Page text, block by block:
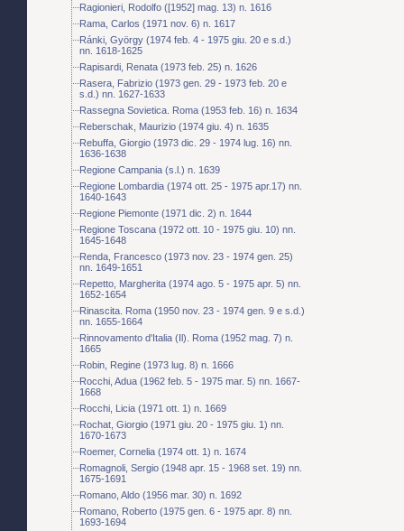
Ragionieri, Rodolfo ([1952] mag. 13) n. 1616
Rama, Carlos (1971 nov. 6) n. 1617
Ránki, György (1974 feb. 4 - 1975 giu. 20 e s.d.)
nn. 1618-1625
Rapisardi, Renata (1973 feb. 25) n. 1626
Rasera, Fabrizio (1973 gen. 29 - 1973 feb. 20 e
s.d.) nn. 1627-1633
Rassegna Sovietica. Roma (1953 feb. 16) n. 1634
Reberschak, Maurizio (1974 giu. 4) n. 1635
Rebuffa, Giorgio (1973 dic. 29 - 1974 lug. 16) nn.
1636-1638
Regione Campania (s.l.) n. 1639
Regione Lombardia (1974 ott. 25 - 1975 apr.17) nn.
1640-1643
Regione Piemonte (1971 dic. 2) n. 1644
Regione Toscana (1972 ott. 10 - 1975 giu. 10) nn.
1645-1648
Renda, Francesco (1973 nov. 23 - 1974 gen. 25)
nn. 1649-1651
Repetto, Margherita (1974 ago. 5 - 1975 apr. 5) nn.
1652-1654
Rinascita. Roma (1950 nov. 23 - 1974 gen. 9 e s.d.)
nn. 1655-1664
Rinnovamento d'Italia (Il). Roma (1952 mag. 7) n.
1665
Robin, Regine (1973 lug. 8) n. 1666
Rocchi, Adua (1962 feb. 5 - 1975 mar. 5) nn. 1667-
1668
Rocchi, Licia (1971 ott. 1) n. 1669
Rochat, Giorgio (1971 giu. 20 - 1975 giu. 1) nn.
1670-1673
Roemer, Cornelia (1974 ott. 1) n. 1674
Romagnoli, Sergio (1948 apr. 15 - 1968 set. 19) nn.
1675-1691
Romano, Aldo (1956 mar. 30) n. 1692
Romano, Roberto (1975 gen. 6 - 1975 apr. 8) nn.
1693-1694